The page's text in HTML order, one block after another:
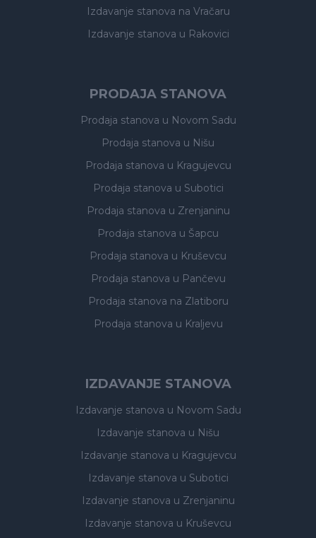
Izdavanje stanova na Vračaru
Izdavanje stanova u Rakovici
PRODAJA STANOVA
Prodaja stanova u Novom Sadu
Prodaja stanova u Nišu
Prodaja stanova u Kragujevcu
Prodaja stanova u Subotici
Prodaja stanova u Zrenjaninu
Prodaja stanova u Šapcu
Prodaja stanova u Kruševcu
Prodaja stanova u Pančevu
Prodaja stanova na Zlatiboru
Prodaja stanova u Kraljevu
IZDAVANJE STANOVA
Izdavanje stanova u Novom Sadu
Izdavanje stanova u Nišu
Izdavanje stanova u Kragujevcu
Izdavanje stanova u Subotici
Izdavanje stanova u Zrenjaninu
Izdavanje stanova u Kruševcu